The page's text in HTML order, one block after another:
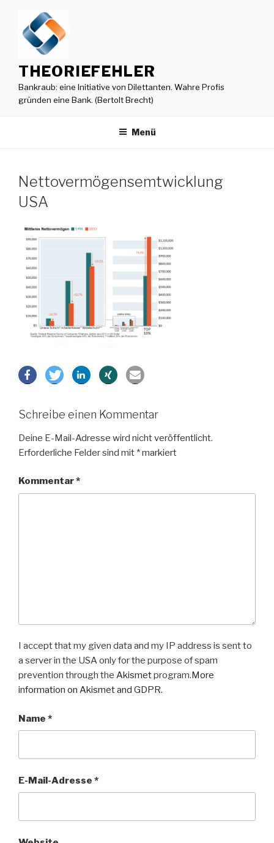
springen
THEORIEFEHLER
Bankraub: eine Initiative von Dilettanten. Wahre Profis
gründen eine Bank. (Bertolt Brecht)
Menü
Nettovermögensemtwicklung
USA
Schreibe einen Kommentar
Deine E-Mail-Adresse wird nicht veröffentlicht.
Erforderliche Felder sind mit *markiert
Kommentar*
I accept that my given data and my IP address is sent to
a server in the USA only for the purpose of spam
prevention through the Akismetprogram. More
information on Akismet and GDPR.
Name *
E-Mail-Adresse *